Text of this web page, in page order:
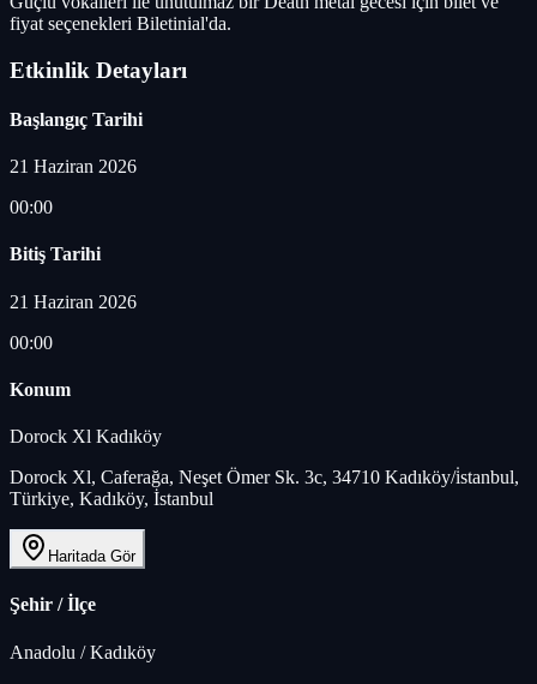
fiyat seçenekleri Biletinial'da.
Etkinlik Detayları
Başlangıç Tarihi
21 Haziran 2026
00:00
Bitiş Tarihi
21 Haziran 2026
00:00
Konum
Dorock Xl Kadıköy
Dorock Xl, Caferağa, Neşet Ömer Sk. 3c, 34710 Kadıköy/i̇stanbul,
Türkiye, Kadıköy, İstanbul
Haritada Gör
Şehir / İlçe
Anadolu /Kadıköy